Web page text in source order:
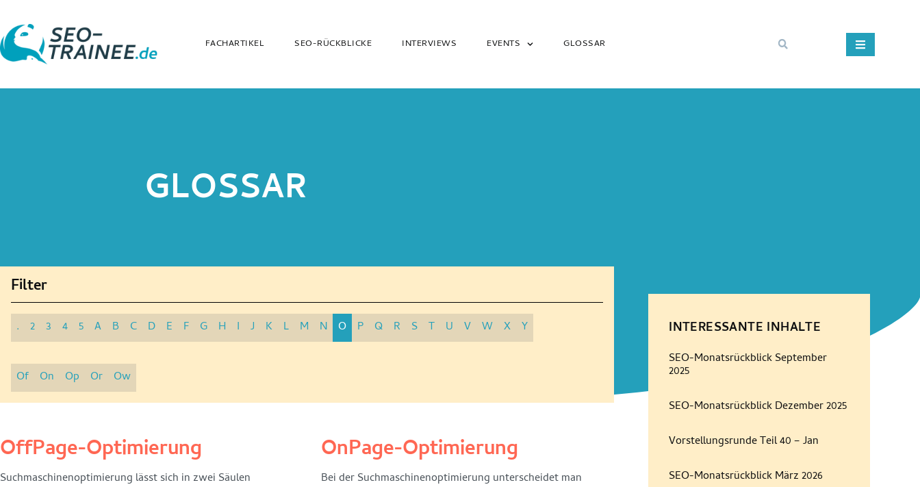
FACHARTIKEL SEO-RÜCKBLICKE INTERVIEWS EVENTS GLOSSAR
GLOSSAR
. 2 3 4 5 A B C D E F G H I J K L M N O P Q R S T U V W X Y
Of On Op Or Ow
OffPage-Optimierung
Suchmaschinenoptimierung lässt sich in zwei Säulen
OnPage-Optimierung
Bei der Suchmaschinenoptimierung unterscheidet man
INTERESSANTE INHALTE
SEO-Monatsrückblick September
2025
SEO-Monatsrückblick Dezember 2025
Vorstellungsrunde Teil 40 – Jan
SEO-Monatsrückblick März 2026